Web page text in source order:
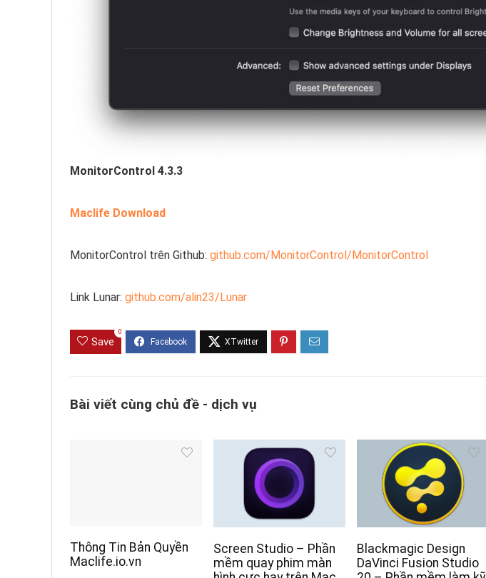
MonitorControl 4.3.3
Maclife Download
MonitorControl trên Github: github.com/MonitorControl/MonitorControl
Link Lunar: github.com/alin23/Lunar
Save
0
Bài viết cùng chủ đề - dịch vụ
Thông Tin Bản Quyền
Maclife.io.vn
Screen Studio – Phần
mềm quay phim màn
Blackmagic Design
DaVinci Fusion Studio